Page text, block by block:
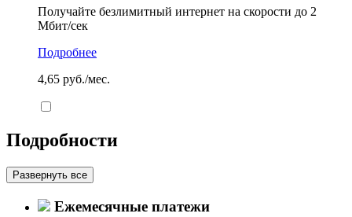
Получайте безлимитный интернет на скорости до 2
Мбит/сек
Подробнее
4,65 руб./мес.
Подробности
Развернуть все
Ежемесячные платежи